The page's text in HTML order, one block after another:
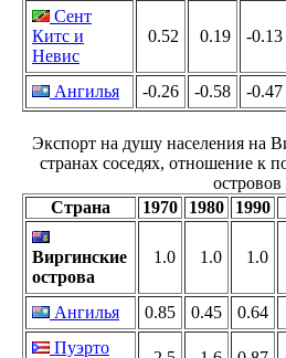
Сент
Китс и
Невис
0.52 0.19 -0.13
Ангилья -0.26 -0.58 -0.47
Экспорт на душу населения на
странах соседях, отношение к
островов
Страна
1970 1980 1990
Виргинские
острова
1.0 1.0 1.0
Ангилья 0.85 0.45 0.64
Пуэрто